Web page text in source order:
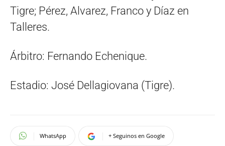
Tigre; Pérez, Alvarez, Franco y Díaz en
Talleres.
Árbitro: Fernando Echenique.
Estadio: José Dellagiovana (Tigre).
WhatsApp + Seguinos en Google